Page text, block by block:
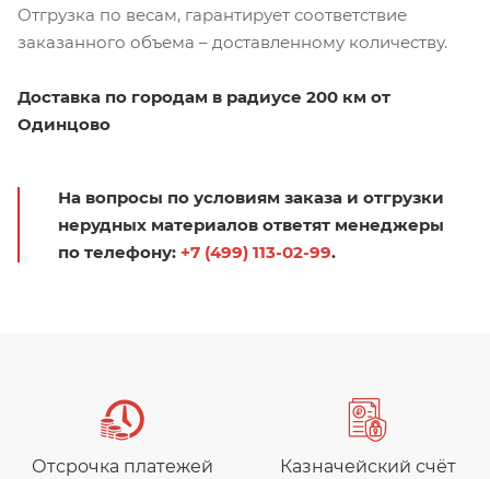
Отгрузка по весам, гарантирует соответствие
заказанного объема – доставленному количеству.
Доставка по городам в радиусе 200 км от
Одинцово
На вопросы по условиям заказа и отгрузки
нерудных материалов ответят менеджеры
по телефону: +7 (499) 113-02-99.
Отсрочка платежей Казначейский счёт